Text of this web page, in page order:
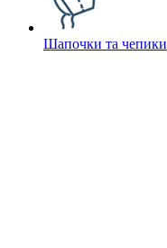
Шапочки та чепики